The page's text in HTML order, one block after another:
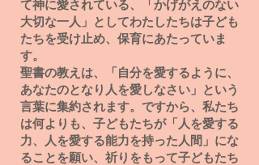
て神に愛されている、「かげがえのない
大切な一人」としてわたしたちは子ども
たちを受け止め、保育にあたっていま
す。
聖書の教えは、「自分を愛するように、
あなたのとなり人を愛しなさい」という
言葉に集約されます。ですから、私たち
は何よりも、子どもたちが「人を愛する
力、人を愛する能力を持った人間」にな
ることを願い、祈りをもって子どもたち